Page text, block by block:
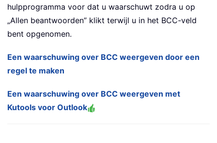
hulpprogramma voor dat u waarschuwt zodra u op
„Allen beantwoorden” klikt terwijl u in het BCC-veld
bent opgenomen.
Een waarschuwing over BCC weergeven door een
regel te maken
Een waarschuwing over BCC weergeven met
Kutools voor Outlook